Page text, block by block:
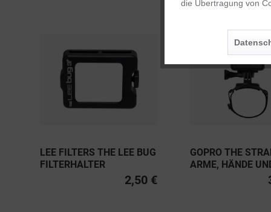
LEE FILTERS THE LEE BUG
FILTERHALTER
2,50 €
GOPRO THE
ARME, HÄNDE
Personalisierung
Service
die Übertragung von